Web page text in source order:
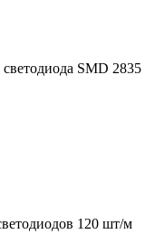
SMD 2835
120 шт/м